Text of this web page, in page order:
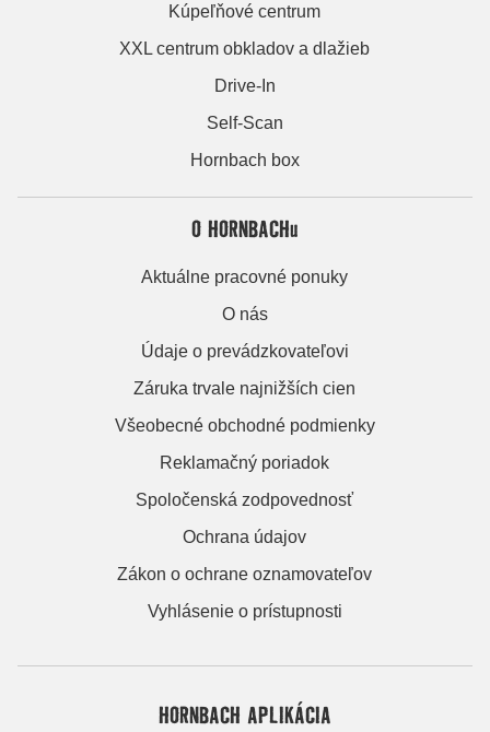
Kúpeľňové centrum
XXL centrum obkladov a dlažieb
Drive-In
Self-Scan
Hornbach box
O HORNBACHu
Aktuálne pracovné ponuky
O nás
Údaje o prevádzkovateľovi
Záruka trvale najnižších cien
Všeobecné obchodné podmienky
Reklamačný poriadok
Spoločenská zodpovednosť
Ochrana údajov
Zákon o ochrane oznamovateľov
Vyhlásenie o prístupnosti
HORNBACH APLIKÁCIA